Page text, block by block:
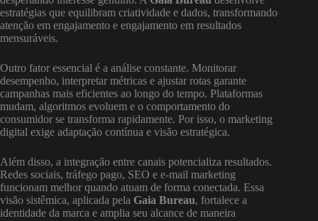
estratégias que equilibram criatividade e dados, transformando
atenção em engajamento e engajamento em resultados
mensuráveis.
Outro fator essencial é a análise constante. Monitorar
desempenho, interpretar métricas e ajustar rotas garante
campanhas mais eficientes ao longo do tempo. Plataformas
mudam, algoritmos evoluem e o comportamento do
consumidor se transforma rapidamente. Por isso, o marketing
digital exige adaptação contínua e visão estratégica.
Além disso, a integração entre canais potencializa resultados.
Redes sociais, tráfego pago, SEO e e-mail marketing
funcionam melhor quando atuam de forma conectada. Essa
visão sistêmica, aplicada pela Gaia Bureau, fortalece a
identidade da marca e amplia seu alcance de maneira